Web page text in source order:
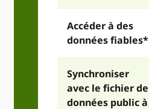
Accéder à des
données fiables*
Synchroniser
avec le fichier de
données public à